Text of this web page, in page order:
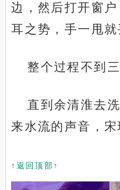
边，然后打开窗
耳之势，手一甩就
整个过程不到三
直到余清淮去
来水流的声音，宋
↑返回顶部↑